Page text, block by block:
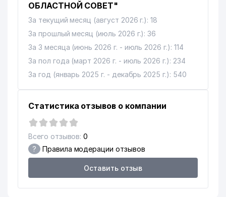
ОБЛАСТНОЙ СОВЕТ"
За текущий месяц (август 2026 г.): 18
За прошлый месяц (июль 2026 г.): 36
За 3 месяца (июнь 2026 г. - июль 2026 г.): 114
За пол года (март 2026 г. - июль 2026 г.): 234
За год (январь 2025 г. - декабрь 2025 г.): 540
Статистика отзывов о компании
Всего отзывов: 0
? Правила модерации отзывов
Оставить отзыв